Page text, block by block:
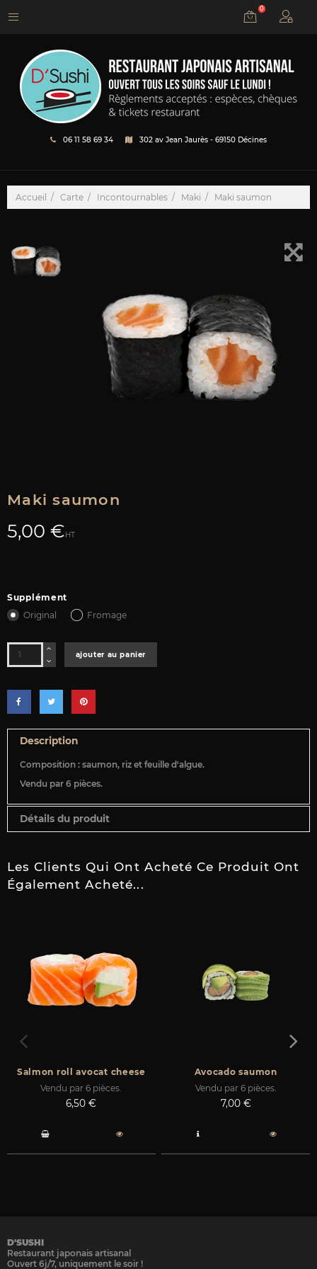
0
06 11 58 69 34 302 av Jean Jaurès - 69150 Décines
Accueil Carte Incontournables Maki Maki saumon
Maki saumon
5,00 € HT
Supplément
Original
OriginalFromageFromage
ajouter au panier
Description
Composition : saumon, riz et feuille d'algue.
Vendu par 6 pièces.
Détails du produit
Les Clients Qui Ont Acheté Ce Produit Ont
Également Acheté...
Salmon roll avocat cheese
Vendu par 6 pièces.
Prix
6,50 €
Avocado saumon
Vendu par 6 pièces.
Prix
7,00 €
D'SUSHI
Restaurant japonais artisanal
Ouvert 6j/7, uniquement le soir !